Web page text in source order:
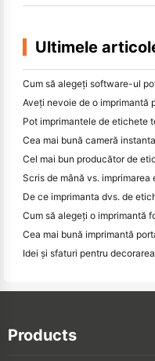
Ultimele
De ce imprimanta dvs. de
Idei și sfaturi pentru
Products